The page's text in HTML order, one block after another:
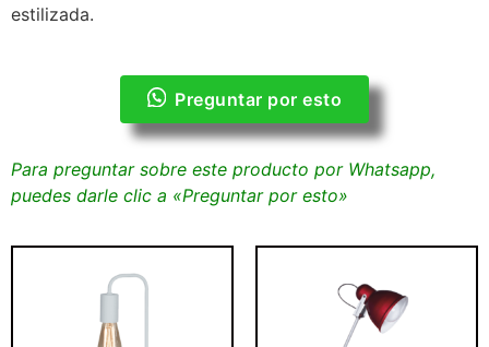
estilizada.
Preguntar por esto
Para preguntar sobre este producto por Whatsapp,
puedes darle clic a «Preguntar por esto»